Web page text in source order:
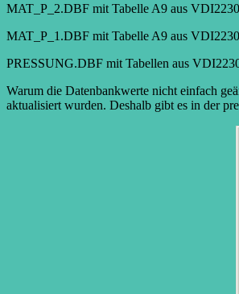
MAT_P_2.DBF mit Tabelle A9 aus
MAT_P_1.DBF mit Tabelle A9 aus
PRESSUNG.DBF mit Tabellen aus
Warum die Datenbankwerte nicht einfach
aktualisiert wurden. Deshalb gibt es in der